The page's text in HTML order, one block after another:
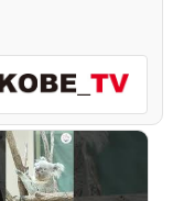
者と防災の大切さ
り組みが紹介され